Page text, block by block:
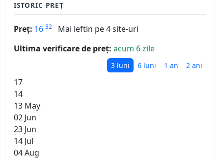
ISTORIC PREȚ
Preț: 16 32
Mai ieftin pe 4 site-uri
Ultima verificare de preț: acum 6 zile
3 luni 6 luni 1 an 2 ani
17
14
13 May
02 Jun
23 Jun
14 Jul
04 Aug